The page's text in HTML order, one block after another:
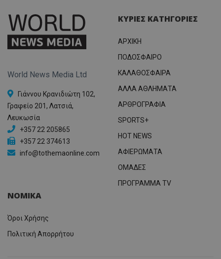
World News Media Ltd
Γιάννου Κρανιδιώτη 102,
Γραφείο 201, Λατσιά,
Λευκωσία
+357 22 205865
+357 22 374613
info@tothemaonline.com
ΚΥΡΙΕΣ ΚΑΤΗΓΟΡΙΕΣ
ΑΡΧΙΚΗ
ΠΟΔΟΣΦΑΙΡΟ
ΚΑΛΑΘΟΣΦΑΙΡΑ
ΑΛΛΑ ΑΘΛΗΜΑΤΑ
ΑΡΘΡΟΓΡΑΦΙΑ
SPORTS+
HOT NEWS
ΑΦΙΕΡΩΜΑΤΑ
ΟΜΑΔΕΣ
ΠΡΟΓΡΑΜΜΑ TV
ΝΟΜΙΚΑ
Όροι Χρήσης
Πολιτική Απορρήτου